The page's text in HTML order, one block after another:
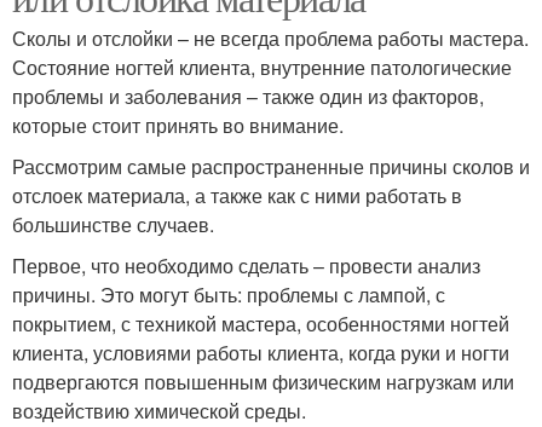
Сколы и отслойки – не всегда проблема работы мастера.
Состояние ногтей клиента, внутренние патологические
проблемы и заболевания – также один из факторов,
которые стоит принять во внимание.
Рассмотрим самые распространенные причины сколов и
отслоек материала, а также как с ними работать в
большинстве случаев.
Первое, что необходимо сделать – провести анализ
причины. Это могут быть: проблемы с лампой, с
покрытием, с техникой мастера, особенностями ногтей
клиента, условиями работы клиента, когда руки и ногти
подвергаются повышенным физическим нагрузкам или
воздействию химической среды.